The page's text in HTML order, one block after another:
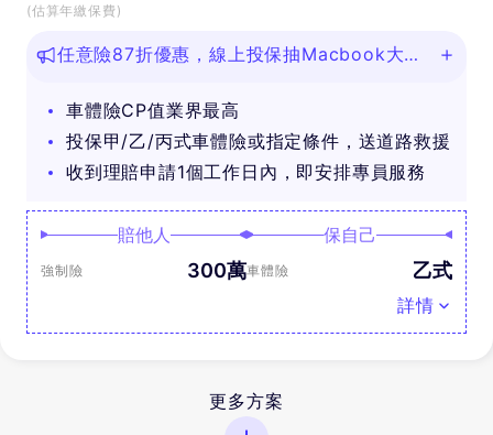
(估算年繳保費)
任意險87折優惠，線上投保抽Macbook大
車體險CP值業界最高
投保甲/乙/丙式車體險或指定條件，送道路救援
收到理賠申請1個工作日內，即安排專員服務
賠他人
強制險 300萬
保自己
車體險 乙式
詳情
更多方案